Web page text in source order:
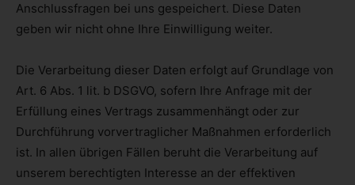
Anschlussfragen bei uns gespeichert. Diese Daten
geben wir nicht ohne Ihre Einwilligung weiter.
Die Verarbeitung dieser Daten erfolgt auf Grundlage von
Art. 6 Abs. 1 lit. b DSGVO, sofern Ihre Anfrage mit der
Erfüllung eines Vertrags zusammenhängt oder zur
Durchführung vorvertraglicher Maßnahmen erforderlich
ist. In allen übrigen Fällen beruht die Verarbeitung auf
unserem berechtigten Interesse an der effektiven